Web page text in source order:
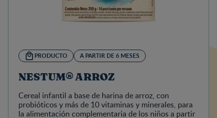
PRODUCTO A PARTIR DE 6 MESES
NESTUM® ARROZ
Cereal infantil a base de harina de arroz, con
probióticos y más de 10 vitaminas y minerales, para
la alimentación complementaria de los niños a partir